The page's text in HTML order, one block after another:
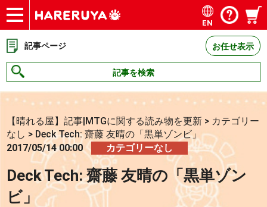
ショップ
買取
記事
デッキ検索
デッキ構築
選手一覧
店舗一覧
イベント
お問い合わせ
EN
記事ページ お任せ表示
記事を検索
【晴れる屋】記事|MTGに関する読み物を更新 > カテゴリー
なし > Deck Tech: 齋藤 友晴の「黒単ゾンビ」
2017/05/14 00:00
カテゴリーなし
Deck Tech: 齋藤 友晴の「黒単ゾン
ビ」